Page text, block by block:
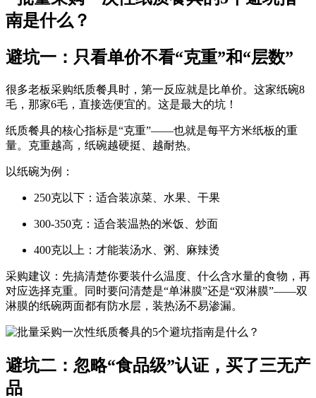
避坑一：只看单价不看“克重”和“层数”
很多老板采购纸质餐具时，第一反应就是比单价。这家纸碗8
毛，那家6毛，直接选便宜的。 这是最大的坑！
纸质餐具的核心指标是“克重”——也就是每平方米纸板的重
量。克重越高，纸碗越硬挺、越耐热。
以纸碗为例：
250克以下 ：适合装凉菜、水果、干果
300-350克 ：适合装温热的米饭、炒面
400克以上 ：才能装汤水、粥、麻辣烫
采购建议 ：先搞清楚你要装什么温度、什么含水量的食物，再
对应选择克重。同时要问清楚是“单淋膜”还是“双淋膜”——双
淋膜的纸碗两面都有防水层，装热汤不易渗漏。
避坑二：忽略“食品级”认证，买了三无产
品